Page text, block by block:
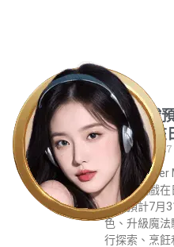
隨著全球
Mobile 在
2023 年 5 月 27
“Black
背景。遊戲
架，預計7月
色、升級魔法
行探索、烹